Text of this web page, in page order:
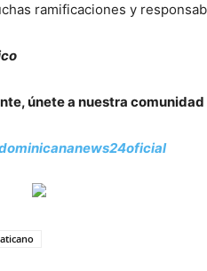
ramificaciones y
únete a nuestra